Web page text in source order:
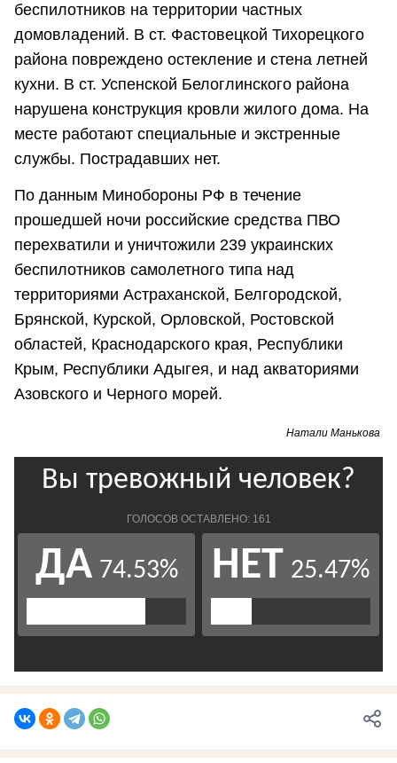
беспилотников на территории частных
домовладений. В ст. Фастовецкой Тихорецкого
района повреждено остекление и стена летней
кухни. В ст. Успенской Белоглинского района
нарушена конструкция кровли жилого дома. На
месте работают специальные и экстренные
службы. Пострадавших нет.
По данным Минобороны РФ в течение
прошедшей ночи российские средства ПВО
перехватили и уничтожили 239 украинских
беспилотников самолетного типа над
территориями Астраханской, Белгородской,
Брянской, Курской, Орловской, Ростовской
областей, Краснодарского края, Республики
Крым, Республики Адыгея, и над акваториями
Азовского и Черного морей.
Натали Манькова